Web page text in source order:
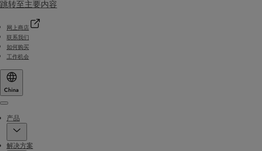
跳转至主要内容
网上商店
联系我们
如何购买
工作机会
China
Menu
产品
解决方案